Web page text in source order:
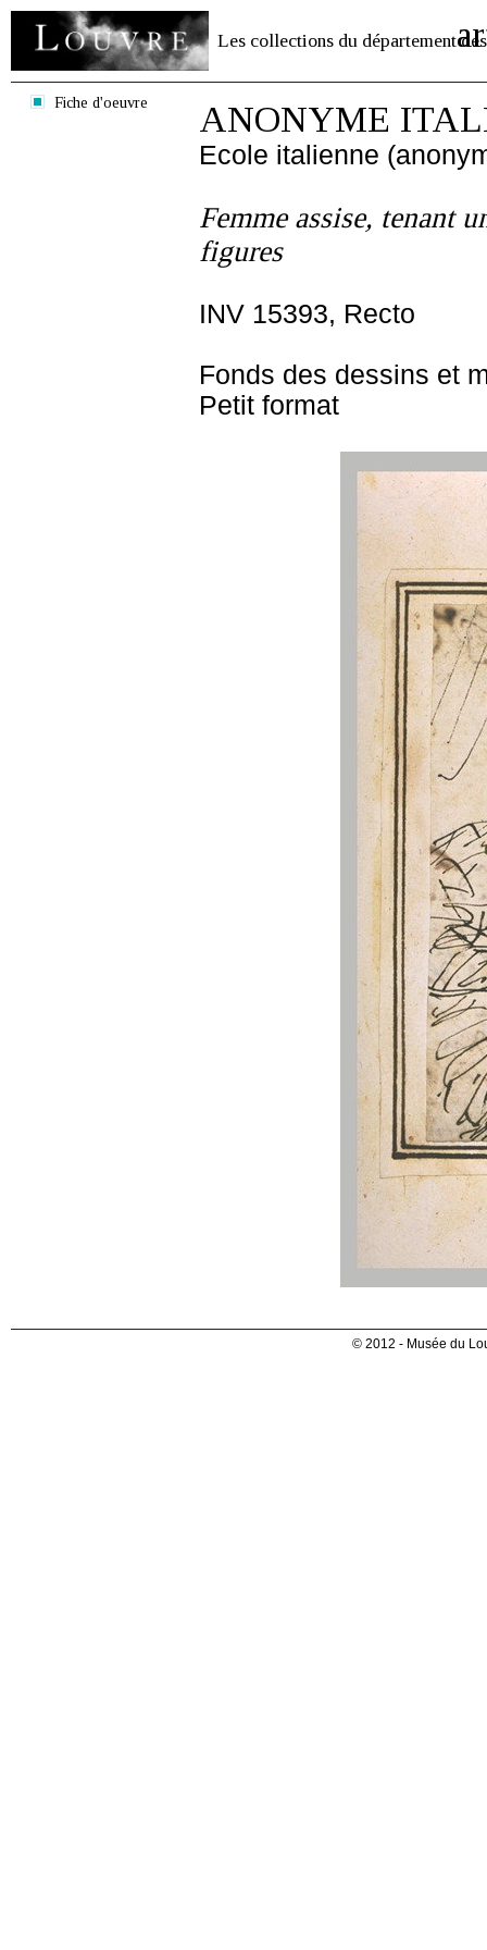
Les collections du département des
Fiche d'oeuvre ANONYME
Ecole italienne
Femme assise, tenant
figures
INV 15393, Recto
Fonds des dessins et
Petit format
© 2012 - Musée du